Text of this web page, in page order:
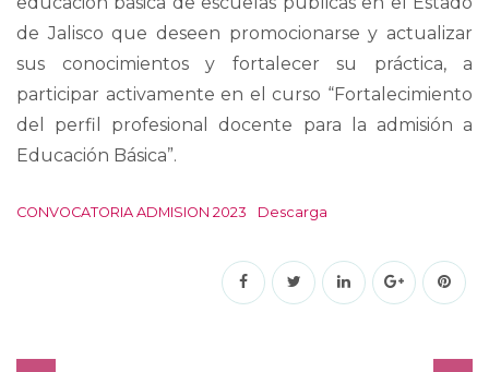
de Jalisco que deseen promocionarse y actualizar
sus conocimientos y fortalecer su práctica, a
participar activamente en el curso “Fortalecimiento
del perfil profesional docente para la admisión a
Educación Básica”.
CONVOCATORIA ADMISION 2023 Descarga